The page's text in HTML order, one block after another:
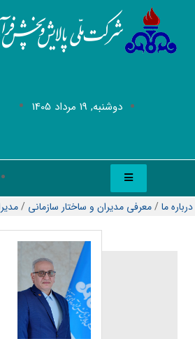
دوشنبه, 19 مرداد 1405
درباره ما/معرفی مدیران و ساختار سازمانی /